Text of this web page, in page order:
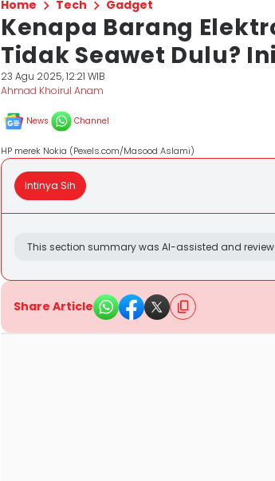
Home Tech Gadget
Kenapa Barang
Tidak Seawet Dulu?
23 Agu 2025, 12:21 WIB
Ahmad Khoirul Anam
News Channel
HP merek Nokia (Pexels.com/Masood Aslami)
Intinya Sih
This section summary was AI-assisted and
Share Article